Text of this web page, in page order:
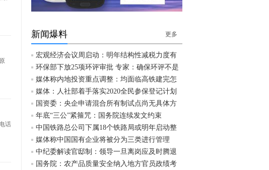
话
新闻爆料 更多
宏观经济会议周启动：明年结构性减税力度有
环保部下放25项环评审批 专家：确保环评不是
媒体称内地投资重点调整：均面临高铁建完怎
媒体：人社部着手落实2020全民参保登记计划
国资委：央企申请混合所有制试点尚无具体方
年底“三公”紧箍咒：国务院连续发文约束
中国铁路总公司下属18个铁路局或明年启动整
媒体称中国国有企业将被分为三类进行管理
中纪委解读官邸制：领导一旦离岗应及时腾退
国务院：农产品质量安全纳入地方官员政绩考